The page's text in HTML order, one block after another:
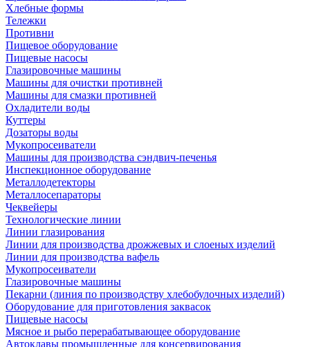
Хлебные формы
Тележки
Противни
Пищевое оборудование
Пищевые насосы
Глазировочные машины
Машины для очистки противней
Машины для смазки противней
Охладители воды
Куттеры
Дозаторы воды
Мукопросеиватели
Машины для производства сэндвич-печенья
Инспекционное оборудование
Металлодетекторы
Металлосепараторы
Чеквейеры
Технологические линии
Линии глазирования
Линии для производства дрожжевых и слоеных изделий
Линии для производства вафель
Мукопросеиватели
Глазировочные машины
Пекарни (линия по производству хлебобулочных изделий)
Оборудование для приготовления заквасок
Пищевые насосы
Мясное и рыбо перерабатывающее оборудование
Автоклавы промышленные для консервирования